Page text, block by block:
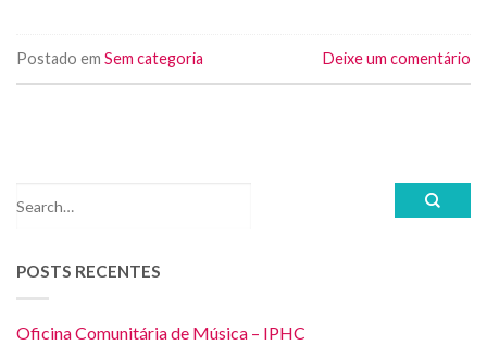
Postado em Sem categoria Deixe um comentário
POSTS RECENTES
Oficina Comunitária de Música – IPHC